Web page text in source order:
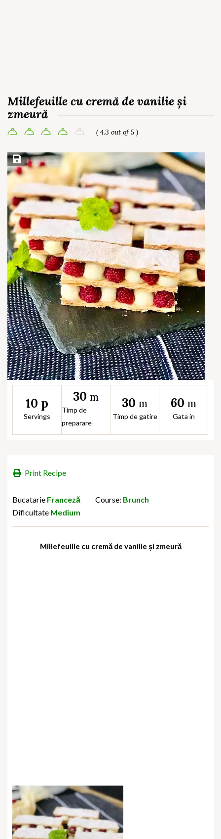
Millefeuille cu cremă de vanilie și
zmeură
( 4.3 out of 5 )
Save Recipe
10 p
Servings
30 m
Timp de
preparare
30 m
Timp de gatire
60 m
Gata in
Print Recipe
Bucatarie Franceză Course: Brunch
Dificultate Medium
Millefeuille cu cremă de vanilie și zmeură